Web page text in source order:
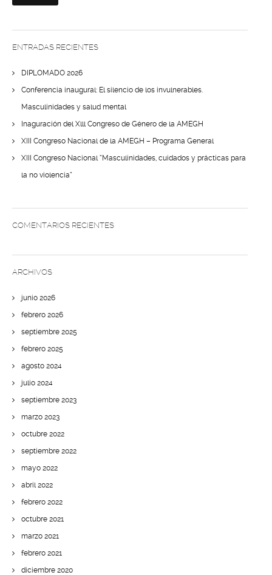
ENTRADAS RECIENTES
DIPLOMADO 2026
Conferencia inaugural: El silencio de los invulnerables.
Masculinidades y salud mental
Inaguración del Xlll Congreso de Género de la AMEGH
XIII Congreso Nacional de la AMEGH – Programa General
XIII Congreso Nacional “Masculinidades, cuidados y prácticas para
la no violencia”
COMENTARIOS RECIENTES
ARCHIVOS
junio 2026
febrero 2026
septiembre 2025
febrero 2025
agosto 2024
julio 2024
septiembre 2023
marzo 2023
octubre 2022
septiembre 2022
mayo 2022
abril 2022
febrero 2022
octubre 2021
marzo 2021
febrero 2021
diciembre 2020